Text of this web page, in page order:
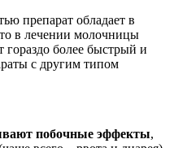
препарат обладает в
в лечении молочницы
гораздо более быстрый и
с другим типом
побочные эффекты,